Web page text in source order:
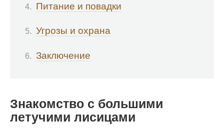
Питание и повадки
Угрозы и охрана
Заключение
Знакомство с большими
летучими лисицами